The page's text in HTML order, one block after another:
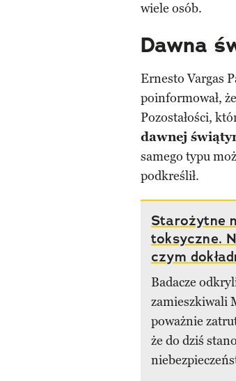
wiele osób.
Dawna
Ernesto Vargas
poinformował,
Pozostałości,
dawnej
samego typu
podkreślił.
Starożytne
toksyczne.
czym
Badacze
zamieszkiwali
poważnie
że do dziś